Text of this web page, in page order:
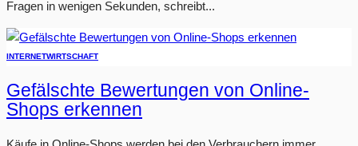
Fragen in wenigen Sekunden, schreibt...
INTERNETWIRTSCHAFT
Gefälschte Bewertungen von Online-
Shops erkennen